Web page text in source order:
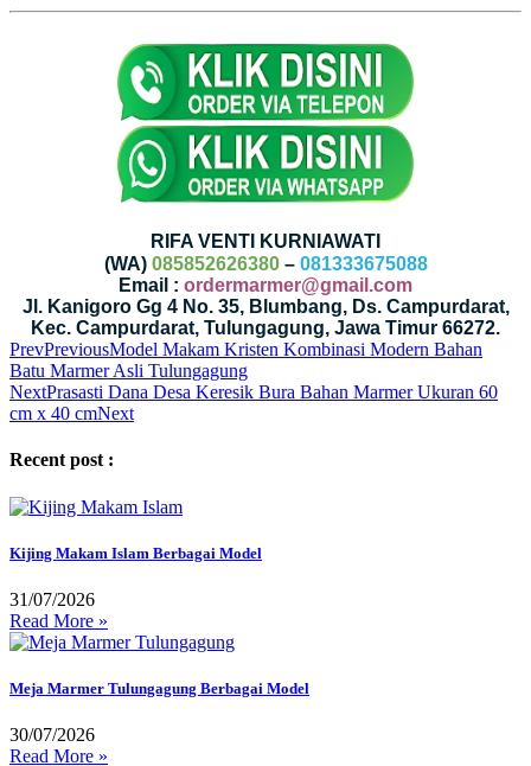
RIFA VENTI KURNIAWATI
(WA) 085852626380– 081333675088
Email : ordermarmer@gmail.com
Jl. Kanigoro Gg 4 No. 35, Blumbang, Ds. Campurdarat,
Kec. Campurdarat, Tulungagung, Jawa Timur 66272.
PrevPreviousModel Makam Kristen Kombinasi Modern Bahan
Batu Marmer Asli Tulungagung
NextPrasasti Dana Desa Keresik Bura Bahan Marmer Ukuran 60
cm x 40 cmNext
Recent post :
Kijing Makam Islam Berbagai Model
31/07/2026
Read More »
Meja Marmer Tulungagung Berbagai Model
30/07/2026
Read More »